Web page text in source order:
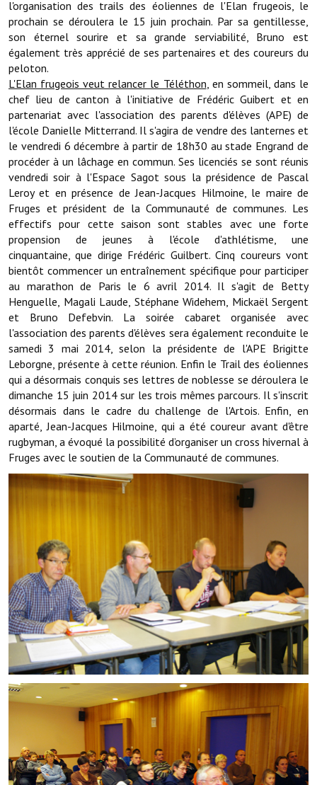
Affaires scolaires, CCAS
Eaux, assainissement
France services
France Renov
Déchets ménagers, tri sélectif, encombrants
Services publics communaux
Démarches administratives
Urbanisme
Biens à louer
Terrains et maisons à vendre
Etablissements scolaires
Equipements sportifs
Bibliothèque
Commerçants, artisans
Commerces et professions libérales
Exploitants agricoles
Artisans
Agents immobiliers
Réserver une salle
Salle Georges Delépine
Maison des services et des associations fressinoises
VILLE ACTIVE
Village culturel
La société musicale de l'Avenir Fressinois
La troupe théâtrale de l'Avenir Fressinois
Les Amis du Patrimoine
L'association du château
l'organisation des trails des éoliennes de l'Elan frugeois, le
prochain se déroulera le 15 juin prochain. Par sa gentillesse,
son éternel sourire et sa grande serviabilité, Bruno est
également très apprécié de ses partenaires et des coureurs du
peloton.
L'Elan frugeois veut relancer le Téléthon, en sommeil, dans le
chef lieu de canton à l'initiative de Frédéric Guibert et en
partenariat avec l'association des parents d'élèves (APE) de
l'école Danielle Mitterrand. Il s'agira de vendre des lanternes et
le vendredi 6 décembre à partir de 18h30 au stade Engrand de
procéder à un lâchage en commun. Ses licenciés se sont réunis
vendredi soir à l'Espace Sagot sous la présidence de Pascal
Leroy et en présence de Jean-Jacques Hilmoine, le maire de
Fruges et président de la Communauté de communes. Les
effectifs pour cette saison sont stables avec une forte
propension de jeunes à l'école d'athlétisme, une
cinquantaine, que dirige Frédéric Guilbert. Cinq coureurs vont
bientôt commencer un entraînement spécifique pour participer
au marathon de Paris le 6 avril 2014. Il s'agit de Betty
Henguelle, Magali Laude, Stéphane Widehem, Mickaël Sergent
et Bruno Defebvin. La soirée cabaret organisée avec
l'association des parents d'élèves sera également reconduite le
samedi 3 mai 2014, selon la présidente de l'APE Brigitte
Leborgne, présente à cette réunion. Enfin le Trail des éoliennes
qui a désormais conquis ses lettres de noblesse se déroulera le
dimanche 15 juin 2014 sur les trois mêmes parcours. Il s'inscrit
désormais dans le cadre du challenge de l'Artois. Enfin, en
aparté, Jean-Jacques Hilmoine, qui a été coureur avant d'être
rugbyman, a évoqué la possibilité d’organiser un cross hivernal à
Fruges avec le soutien de la Communauté de communes.